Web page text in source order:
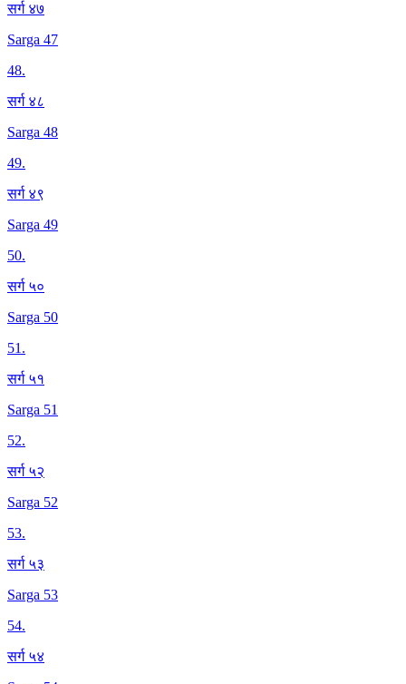
सर्ग ४७
Sarga 47
48.
सर्ग ४८
Sarga 48
49.
सर्ग ४९
Sarga 49
50.
सर्ग ५०
Sarga 50
51.
सर्ग ५१
Sarga 51
52.
सर्ग ५२
Sarga 52
53.
सर्ग ५३
Sarga 53
54.
सर्ग ५४